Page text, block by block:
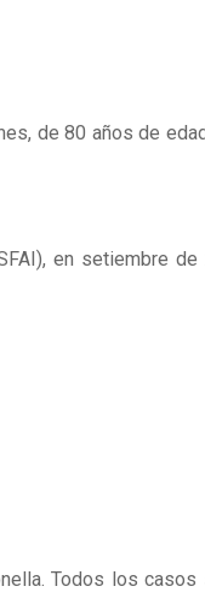
de 80 años de
en setiembre
Todos los